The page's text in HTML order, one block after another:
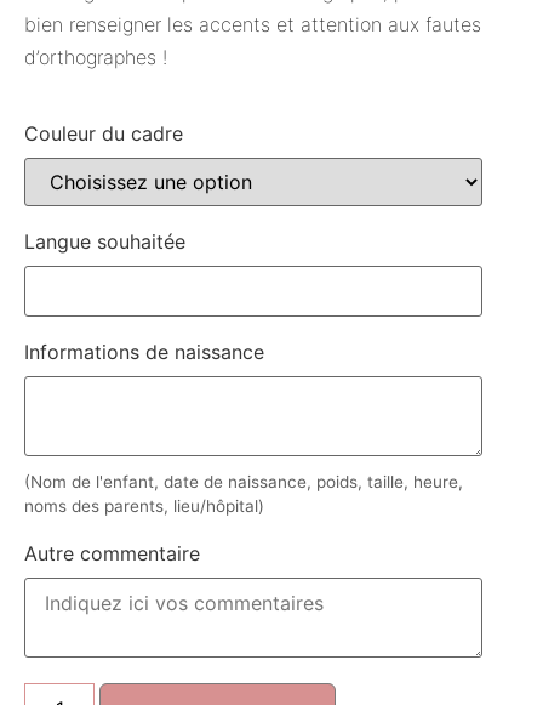
bien renseigner les accents et attention aux fautes
d’orthographes !
Couleur du cadre
Langue souhaitée
Informations de naissance
(Nom de l'enfant, date de naissance, poids, taille, heure,
noms des parents, lieu/hôpital)
Autre commentaire